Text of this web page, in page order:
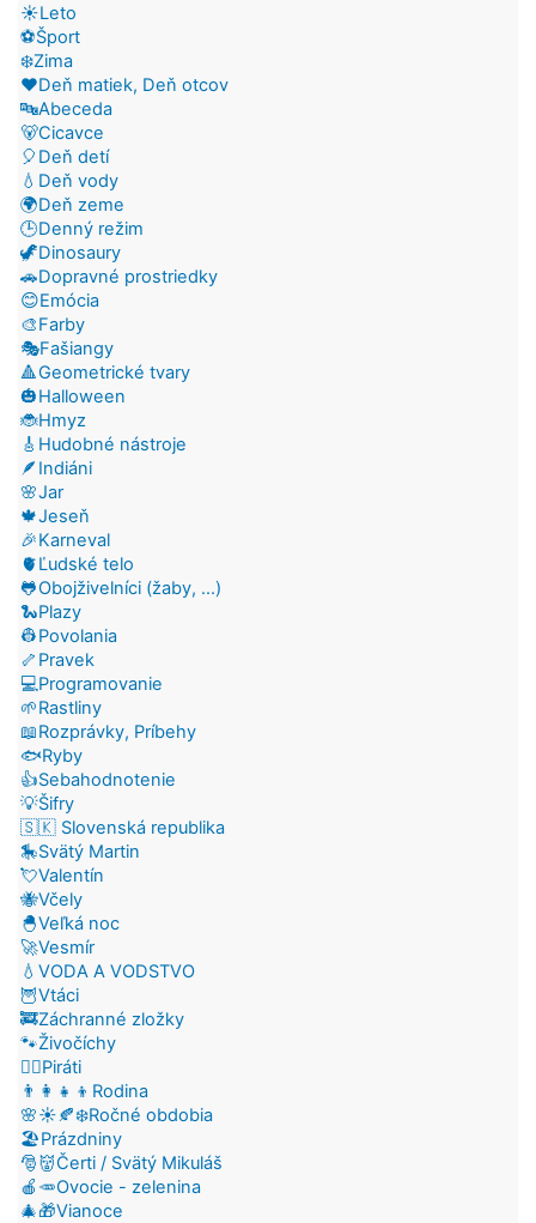
☀️Leto
⚽Šport
❄️Zima
❤️Deň matiek, Deň otcov
🔤Abeceda
🐻Cicavce
🎈Deň detí
💧Deň vody
🌍Deň zeme
🕒Denný režim
🦖Dinosaury
🚗Dopravné prostriedky
😊Emócia
🎨Farby
🎭Fašiangy
🔺Geometrické tvary
🎃Halloween
🐞Hmyz
🎸Hudobné nástroje
🪶Indiáni
🌸Jar
🍁Jeseň
🎉Karneval
🫀Ľudské telo
🐸Obojživelníci (žaby, ...)
🐍Plazy
👷Povolania
🦴Pravek
💻Programovanie
🌱Rastliny
📖Rozprávky, Príbehy
🐟Ryby
👍Sebahodnotenie
💡Šifry
🇸🇰 Slovenská republika
🎠Svätý Martin
💘Valentín
🐝Včely
🐣Veľká noc
🚀Vesmír
💧VODA A VODSTVO
🦉Vtáci
🚒Záchranné zložky
🐾Živočíchy
🏴‍☠️Piráti
👨‍👩‍👧‍👦Rodina
🌸☀️🍂❄️Ročné obdobia
🏖️Prázdniny
🎅👹Čerti / Svätý Mikuláš
🍎🥕Ovocie - zelenina
🎄🎁Vianoce